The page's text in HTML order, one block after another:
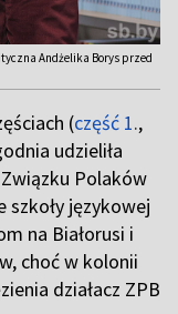
Andżelika Borys przed
(część 1.,
udzieliła
Polaków
szkoły językowej
na Białorusi i
choć w kolonii
działacz ZPB